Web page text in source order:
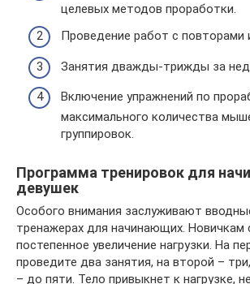
целевых методов проработки.
Проведение работ с повторами
Занятия дважды-трижды за
Включение упражнений по
максимального количества
группировок.
Программа тренировок для
девушек
Особого внимания заслуживают
тренажерах для начинающих. Новичкам
постепенное увеличение нагрузки. На
проведите два занятия, на второй –
– до пяти. Тело привыкнет к нагрузке,